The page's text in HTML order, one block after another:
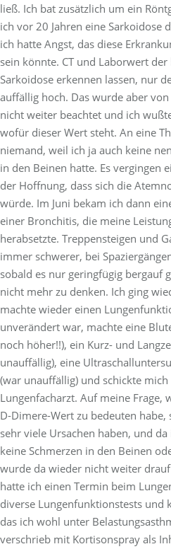
ließ. Ich bat zusätzlich um ein
ich vor 20 Jahren eine Sarkoidose
ich hatte Angst, das diese
sein könnte. CT und Laborwert
Sarkoidose erkennen lassen, nur
auffällig hoch. Das wurde aber
nicht weiter beachtet und ich
wofür dieser Wert steht. An eine
niemand, weil ich ja auch keine
in den Beinen hatte. Es vergingen
der Hoffnung, dass sich die
würde. Im Juni bekam ich dann
einer Bronchitis, die meine
herabsetzte. Treppensteigen und
immer schwerer, bei
sobald es nur geringfügig bergauf
nicht mehr zu denken. Ich ging
machte wieder einen
unverändert war, machte eine
noch höher!!), ein Kurz- und
unauffällig), eine
(war unauffällig) und schickte
Lungenfacharzt. Auf meine Frage,
D-Dimere-Wert zu bedeuten habe,
sehr viele Ursachen haben, und
keine Schmerzen in den Beinen
wurde da wieder nicht weiter
hatte ich einen Termin beim
diverse Lungenfunktionstests und
das ich wohl unter
verschrieb mit Kortisonspray als